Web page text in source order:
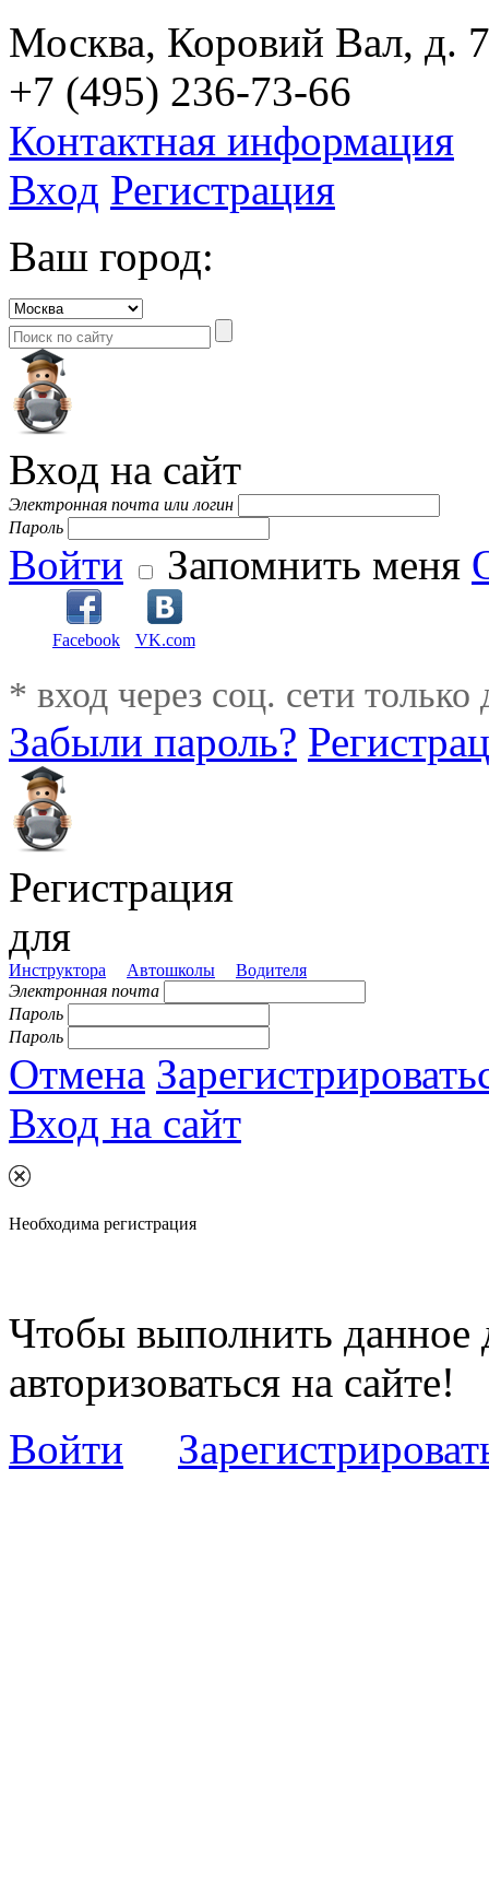
Москва, Коровий Вал, д.
+7 (495) 236-73-66
Контактная информация
Вход Регистрация
Ваш город:
Вход на сайт
Электронная почта или логин
Пароль
Войти Запомнить меня
Facebook VK.com
* вход через соц. сети
Забыли пароль?
Регистрация
для
Инструктора Автошколы
Водителя
Электронная почта
Пароль
Пароль
Отмена
Вход на сайт
Необходима регистрация
Чтобы выполнить данное
авторизоваться на сайте!
Войти